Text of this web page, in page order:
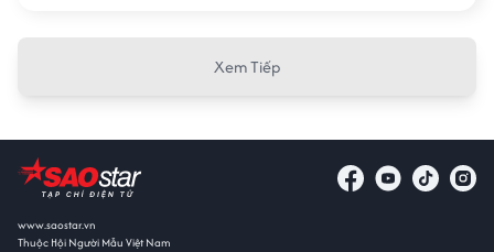
Xem Tiếp
www.saostar.vn
Thuộc Hội Người Mẫu Việt Nam